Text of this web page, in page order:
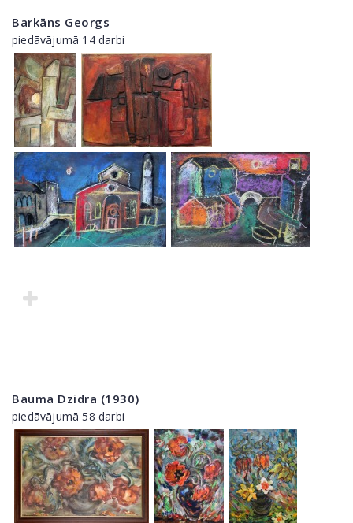
Barkāns Georgs
piedāvājumā 14 darbi
Bauma Dzidra (1930)
piedāvājumā 58 darbi